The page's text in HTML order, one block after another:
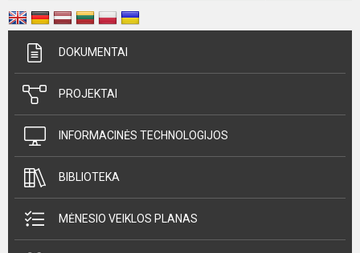
DOKUMENTAI
PROJEKTAI
INFORMACINĖS TECHNOLOGIJOS
BIBLIOTEKA
MĖNESIO VEIKLOS PLANAS